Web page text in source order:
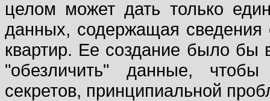
целом может дать только
данных, содержащая
квартир. Ее создание было бы
"обезличить" данные, чтобы
секретов, принципиальной